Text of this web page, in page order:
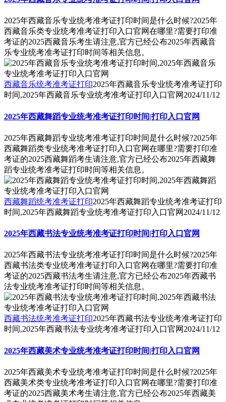
2025年西藏音乐专业统考准考证打印时间是什么时候?2025年
西藏音乐类专业统考准考证打印入口官网在哪里?需要打印准
考证的2025西藏音乐考生请注意,官方已经公布2025年西藏音
乐专业统考准考证打印时间等相关信息。
西藏音乐统考准考证打印2025年西藏音乐专业统考准考证打印
时间,2025年西藏音乐专业统考准考证打印入口官网 2024/11/12
2025年西藏舞蹈专业统考准考证打印时间|打印入口官网
2025年西藏舞蹈专业统考准考证打印时间是什么时候?2025年
西藏舞蹈类专业统考准考证打印入口官网在哪里?需要打印准
考证的2025西藏舞蹈考生请注意,官方已经公布2025年西藏舞
蹈专业统考准考证打印时间等相关信息。
西藏舞蹈统考准考证打印2025年西藏舞蹈专业统考准考证打印
时间,2025年西藏舞蹈专业统考准考证打印入口官网 2024/11/12
2025年西藏书法专业统考准考证打印时间|打印入口官网
2025年西藏书法专业统考准考证打印时间是什么时候?2025年
西藏书法类专业统考准考证打印入口官网在哪里?需要打印准
考证的2025西藏书法考生请注意,官方已经公布2025年西藏书
法专业统考准考证打印时间等相关信息。
西藏书法统考准考证打印2025年西藏书法专业统考准考证打印
时间,2025年西藏书法专业统考准考证打印入口官网 2024/11/12
2025年西藏美术专业统考准考证打印时间|打印入口官网
2025年西藏美术专业统考准考证打印时间是什么时候?2025年
西藏美术类专业统考准考证打印入口官网在哪里?需要打印准
考证的2025西藏美术考生请注意,官方已经公布2025年西藏美